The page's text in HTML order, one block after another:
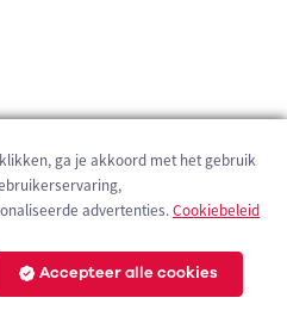
ga je akkoord met het gebruik
advertenties.Cookiebeleid
Accepteer alle cookies